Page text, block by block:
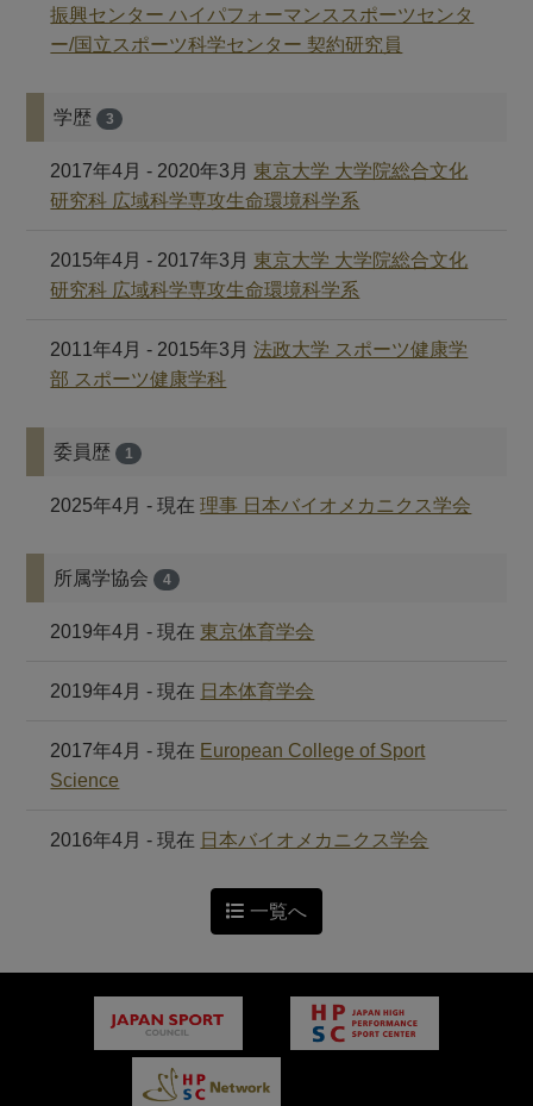
振興センター ハイパフォーマンススポーツセンタ
ー/国立スポーツ科学センター 契約研究員
学歴 3
2017年4月 - 2020年3月東京大学 大学院総合文化
研究科 広域科学専攻生命環境科学系
2015年4月 - 2017年3月東京大学 大学院総合文化
研究科 広域科学専攻生命環境科学系
2011年4月 - 2015年3月法政大学 スポーツ健康学
部 スポーツ健康学科
委員歴 1
2025年4月 - 現在理事 日本バイオメカニクス学会
所属学協会 4
2019年4月 - 現在東京体育学会
2019年4月 - 現在 日本体育学会
2017年4月 - 現在 European College of Sport
Science
2016年4月 - 現在 日本バイオメカニクス学会
一覧へ